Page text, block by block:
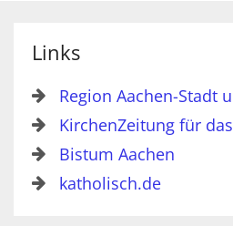
Links
Region Aachen-Stadt
KirchenZeitung für
Bistum Aachen
katholisch.de